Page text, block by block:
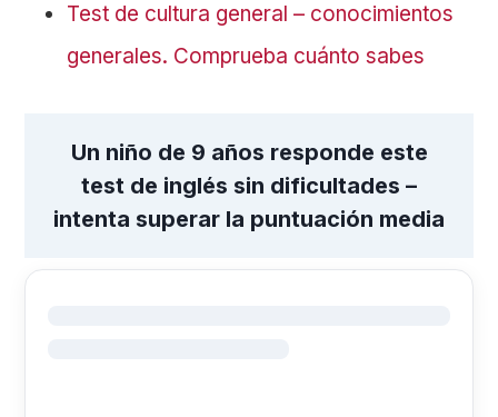
Test de cultura general – conocimientos
generales. Comprueba cuánto sabes
Un niño de 9 años responde este
test de inglés sin dificultades –
intenta superar la puntuación media